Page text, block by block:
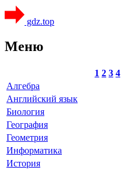
gdz.top
Меню
1 2 3 4
Алгебра
Английский язык
Биология
География
Геометрия
Информатика
История